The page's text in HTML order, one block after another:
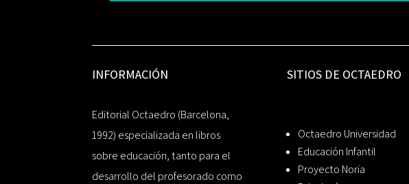
INFORMACIÓN
Editorial Octaedro (Barcelona,
1992) especializada en libros
sobre educación, tanto para el
desarrollo del profesorado como
SITIOS DE OCTAEDRO
Octaedro Universidad
Educación Infantil
Proyecto Noria